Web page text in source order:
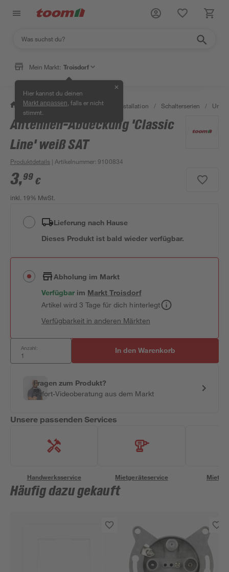
Mein Markt: Troisdorf
Hier kannst du deinen
Markt anpassen , falls er nicht
stimmt.
✕
/ Bauen & Renovieren / Elektroinstallation / Schalterserien /
Antennen-Abdeckung 'Classic
Line' weiß SAT
Produktdetails | Artikelnummer:9100834
3,99 €
inkl. 19% MwSt.
Lieferung nach Hause
Dieses Produkt ist bald wieder verfügbar.
Abholung im Markt
Verfügbar im MarktTroisdorf
Artikel wird 3 Tage für dich hinterlegt
Verfügbarkeit in anderen Märkten
Anzahl: In den Warenkorb
Fragen zum Produkt?
Sofort-Videoberatung aus dem Markt
Unsere passenden Services
Handwerksservice Mietgeräteservice
Häufig dazu gekauft